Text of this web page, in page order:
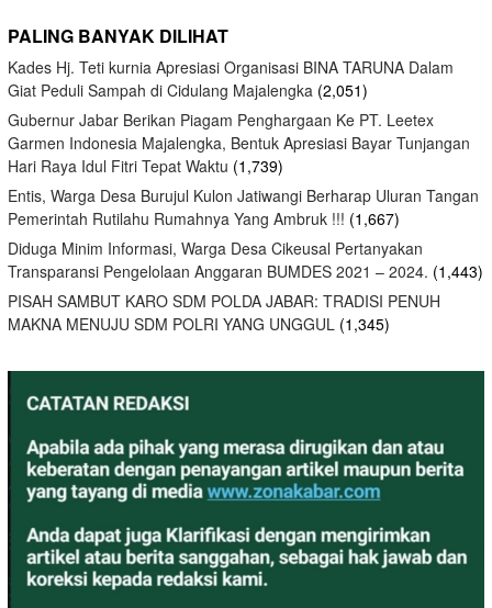
PALING BANYAK DILIHAT
Kades Hj. Teti kurnia Apresiasi Organisasi BINA TARUNA Dalam
Giat Peduli Sampah di Cidulang Majalengka (2,051)
Gubernur Jabar Berikan Piagam Penghargaan Ke PT. Leetex
Garmen Indonesia Majalengka, Bentuk Apresiasi Bayar Tunjangan
Hari Raya Idul Fitri Tepat Waktu (1,739)
Entis, Warga Desa Burujul Kulon Jatiwangi Berharap Uluran Tangan
Pemerintah Rutilahu Rumahnya Yang Ambruk !!! (1,667)
Diduga Minim Informasi, Warga Desa Cikeusal Pertanyakan
Transparansi Pengelolaan Anggaran BUMDES 2021 – 2024. (1,443)
PISAH SAMBUT KARO SDM POLDA JABAR: TRADISI PENUH
MAKNA MENUJU SDM POLRI YANG UNGGUL (1,345)